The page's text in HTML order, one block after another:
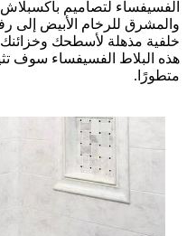
الفسيفساء لتصاميم
والمشرق للرخام الأبيض إلى
خلفية مذهلة لأسطحك
هذه البلاط الفسيفساء سوف
متطورًا.